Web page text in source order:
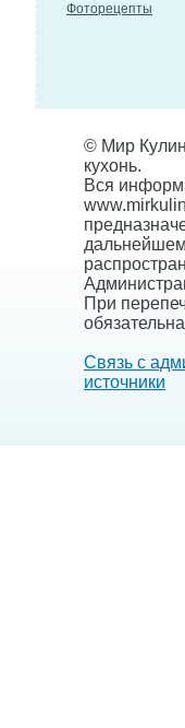
Фоторецепты
© Мир
кухонь.
Вся
При
Связь с
источники